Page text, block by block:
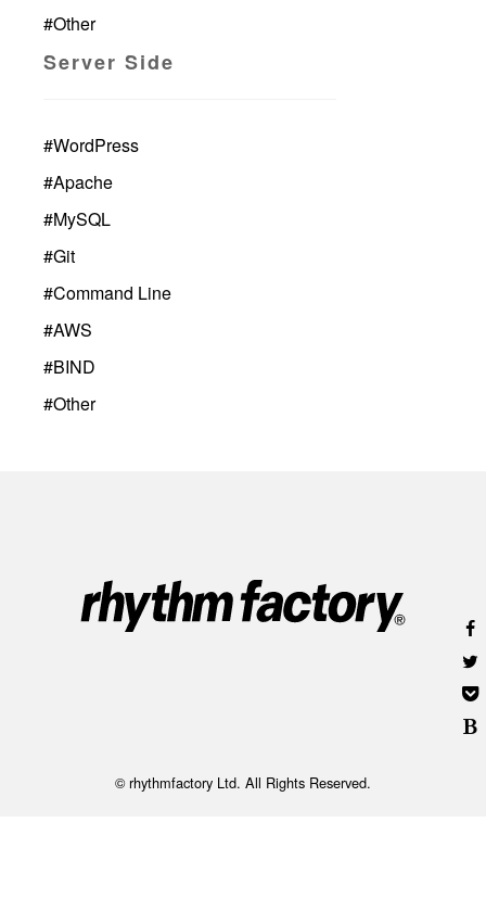
#Other
Server Side
#WordPress
#Apache
#MySQL
#Git
#Command Line
#AWS
#BIND
#Other
© rhythmfactory Ltd. All Rights Reserved.